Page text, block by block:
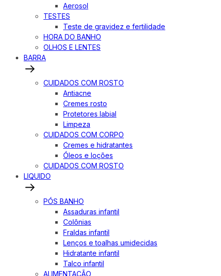
Aerosol
TESTES
Teste de gravidez e fertilidade
HORA DO BANHO
OLHOS E LENTES
BARRA
CUIDADOS COM ROSTO
Antiacne
Cremes rosto
Protetores labial
Limpeza
CUIDADOS COM CORPO
Cremes e hidratantes
Óleos e loções
CUIDADOS COM ROSTO
LIQUIDO
PÓS BANHO
Assaduras infantil
Colônias
Fraldas infantil
Lenços e toalhas umidecidas
Hidratante infantil
Talco infantil
ALIMENTAÇÃO